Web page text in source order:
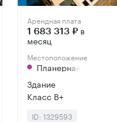
Арендная плата
1 683 313 ₽в
месяц
Местоположение
Планерная
Здание
Класс B+
ID: 1329593